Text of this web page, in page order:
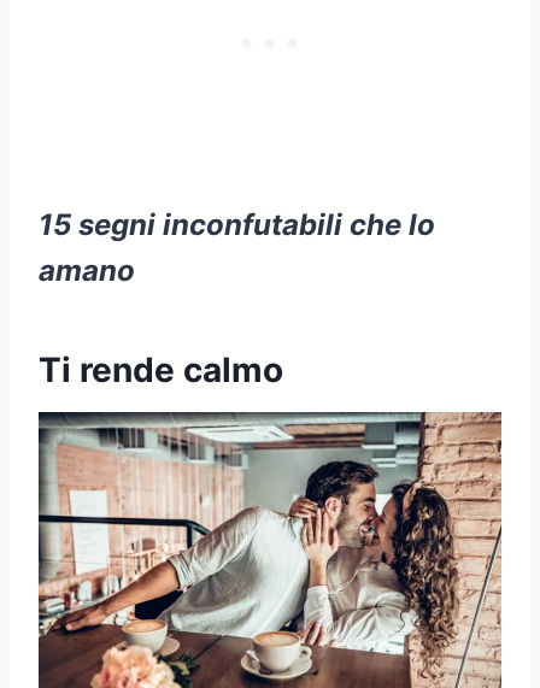
15 segni inconfutabili che lo
amano
Ti rende calmo